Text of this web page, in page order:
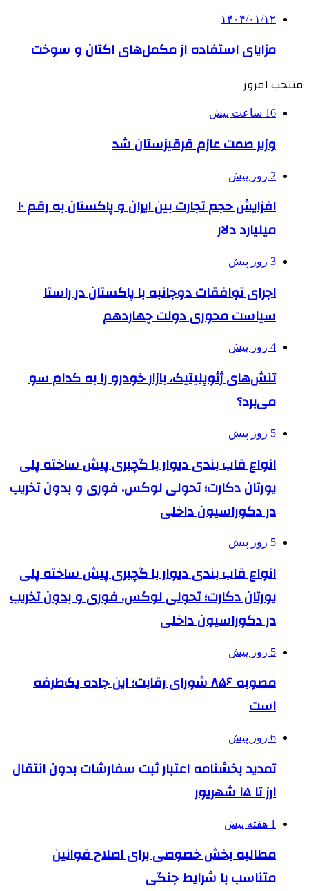
۱۴۰۴/۰۱/۱۲
مزایای استفاده از مکمل‌های اکتان و سوخت
منتخب امروز
16 ساعت پیش
وزیر صمت عازم قرقیزستان شد
2 روز پیش
افزایش حجم تجارت بین ایران و پاکستان به رقم ۱۰
میلیارد دلار
3 روز پیش
اجرای توافقات دوجانبه با پاکستان در راستا
سیاست محوری دولت چهاردهم
4 روز پیش
تنش‌های ژئوپلیتیک، بازار خودرو را به کدام سو
می‌برد؟
5 روز پیش
انواع قاب بندی دیوار با گچبری پیش ساخته پلی
یورتان دکارت؛ تحولی لوکس، فوری و بدون تخریب
در دکوراسیون داخلی
5 روز پیش
انواع قاب بندی دیوار با گچبری پیش ساخته پلی
یورتان دکارت؛ تحولی لوکس، فوری و بدون تخریب
در دکوراسیون داخلی
5 روز پیش
مصوبه ۸۵۶ شورای رقابت؛ این جاده یک‌طرفه
است
6 روز پیش
تمدید بخشنامه اعتبار ثبت سفارشات بدون انتقال
ارز تا ۱۵ شهریور
1 هفته پیش
مطالبه بخش خصوصی برای اصلاح قوانین
متناسب با شرایط جنگی